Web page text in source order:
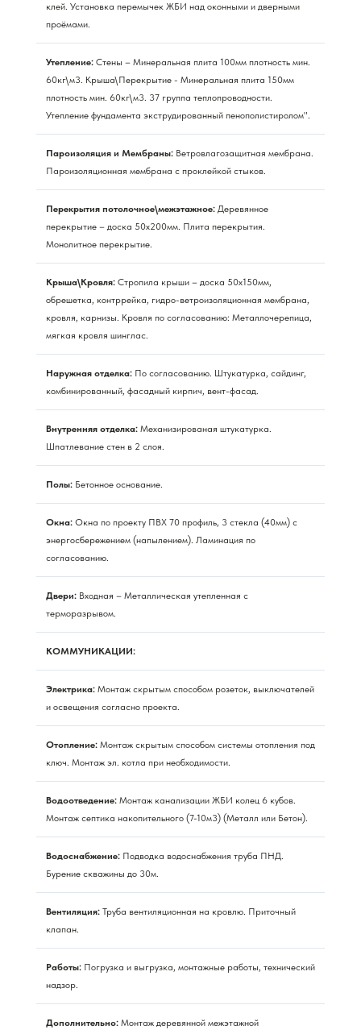
клей. Установка перемычек ЖБИ над оконными и дверными
проёмами.
Утепление: Стены – Минеральная плита 100мм плотность мин.
60кг\м3. Крыша\Перекрытие - Минеральная плита 150мм
плотность мин. 60кг\м3. 37 группа теплопроводности.
Утепление фундамента экструдированный пенополистиролом".
Пароизоляция и Мембраны: Ветровлагозащитная мембрана.
Пароизоляционная мембрана с проклейкой стыков.
Перекрытия потолочное\межэтажное: Деревянное
перекрытие – доска 50х200мм. Плита перекрытия.
Монолитное перекрытие.
Крыша\Кровля: Стропила крыши – доска 50х150мм,
обрешетка, контррейка, гидро-ветроизоляционная мембрана,
кровля, карнизы. Кровля по согласованию: Металлочерепица,
мягкая кровля шинглас.
Наружная отделка: По согласованию. Штукатурка, сайдинг,
комбинированный, фасадный кирпич, вент-фасад.
Внутренняя отделка: Механизированая штукатурка.
Шпатлевание стен в 2 слоя.
Полы: Бетонное основание.
Окна: Окна по проекту ПВХ 70 профиль, 3 стекла (40мм) с
энергосбережением (напылением). Ламинация по
согласованию.
Двери: Входная – Металлическая утепленная с
терморазрывом.
КОММУНИКАЦИИ:
Электрика: Монтаж скрытым способом розеток, выключателей
и освещения согласно проекта.
Отопление: Монтаж скрытым способом системы отопления под
ключ. Монтаж эл. котла при необходимости.
Водоотведение: Монтаж канализации ЖБИ колец 6 кубов.
Монтаж септика накопительного (7-10м3) (Металл или Бетон).
Водоснабжение: Подводка водоснабжения труба ПНД.
Бурение скважины до 30м.
Вентиляция: Труба вентиляционная на кровлю. Приточный
клапан.
Работы: Погрузка и выгрузка, монтажные работы, технический
надзор.
Дополнительно: Монтаж деревянной межэтажной